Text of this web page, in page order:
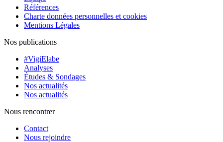
Références
Charte données personnelles et cookies
Mentions Légales
Nos publications
#VigiElabe
Analyses
Études & Sondages
Nos actualités
Nos actualités
Nous rencontrer
Contact
Nous rejoindre